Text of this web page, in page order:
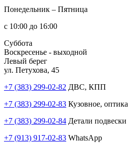
Понедельник – Пятница
с 10:00 до 16:00
Суббота
Воскресенье - выходной
Левый берег
ул. Петухова, 45
+7 (383) 299-02-82 ДВС, КПП
+7 (383) 299-02-83 Кузовное, оптика
+7 (383) 299-02-84 Детали подвески
+7 (913) 917-02-83 WhatsApp